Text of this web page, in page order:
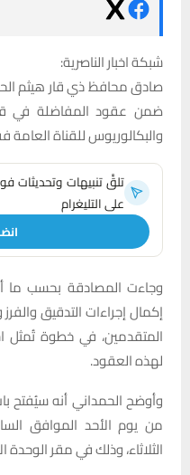
شبكة اخبار الناصرية:
صادق محافظ ذي قار هيثم
ضمن عقود المفاضلة في
والبكالوريوس للقناة العامة
تلقَّ تنبيهات وتحديثات
على التليغرام
وجاءت المصادقة بحسب ما
إكمال إجراءات التدقيق
المتقدمين، في خطوة تُمثل
لهذه العقود.
وأوضح الحمداني أنه سيُفتح
من يوم الأحد الموافق
الثلاثاء، وذلك في مقر الوحدة